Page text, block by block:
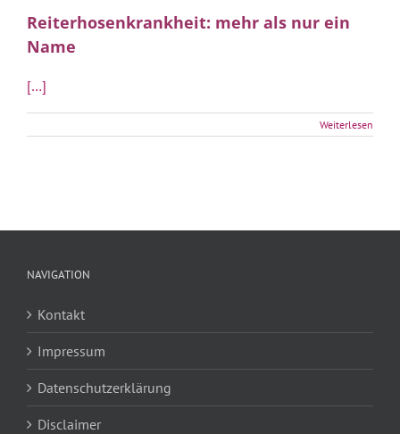
Reiterhosenkrankheit: mehr als nur ein
Name
[…]
Weiterlesen
NAVIGATION
Kontakt
Impressum
Datenschutzerklärung
Disclaimer